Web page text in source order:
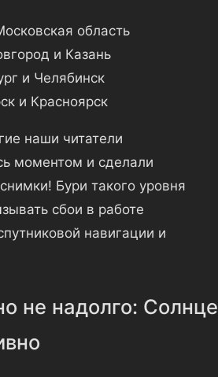
область
и Казань
и Челябинск
и Красноярск
наши читатели
моментом и сделали
Бури такого уровня
сбои в работе
навигации и
не надолго: Солнце